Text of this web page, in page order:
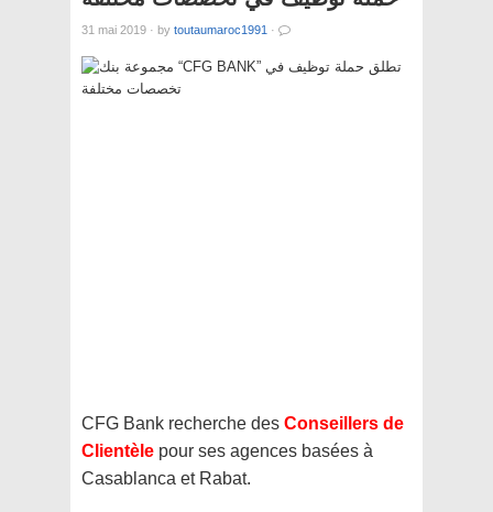
31 mai 2019 · by toutaumaroc1991 ·
CFG Bank recherche des Conseillers de
Clientèle pour ses agences basées à
Casablanca et Rabat.